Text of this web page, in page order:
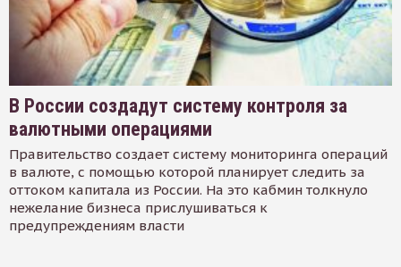
В России создадут систему контроля за
валютными операциями
Правительство создает систему мониторинга операций
в валюте, с помощью которой планирует следить за
оттоком капитала из России. На это кабмин толкнуло
нежелание бизнеса прислушиваться к
предупреждениям власти